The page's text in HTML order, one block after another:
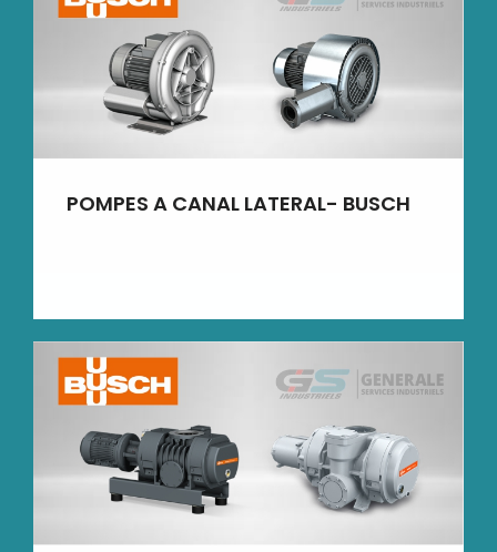
POMPES A CANAL LATERAL- BUSCH